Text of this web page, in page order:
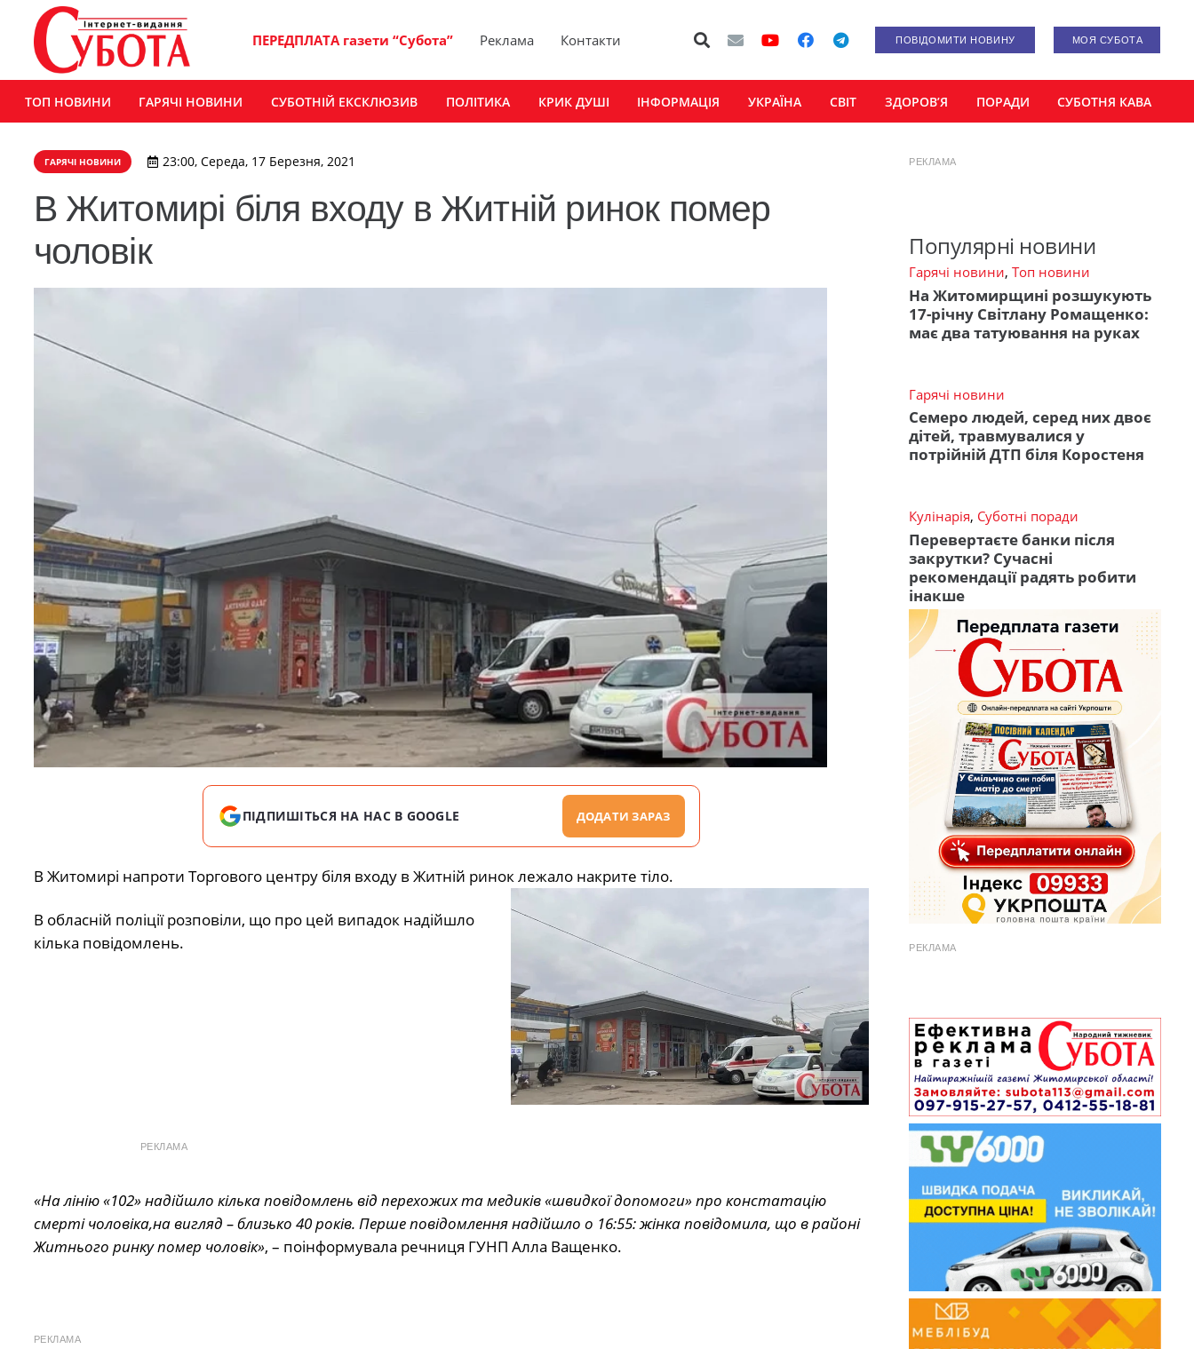
ПЕРЕДПЛАТА газети “Субота” Реклама Контакти ПОВІДОМИТИ НОВИНУ МОЯ СУБОТА
ТОП НОВИНИ ГАРЯЧІ НОВИНИ СУБОТНІЙ ЕКСКЛЮЗИВ ПОЛІТИКА КРИК ДУШІ ІНФОРМАЦІЯ УКРАЇНА СВІТ ЗДОРОВ’Я ПОРАДИ СУБОТНЯ КАВА
ГАРЯЧІ НОВИНИ 23:00, Середа, 17 Березня, 2021
В Житомирі біля входу в Житній ринок помер
чоловік
ПІДПИШІТЬСЯ НА НАС В GOOGLE ДОДАТИ ЗАРАЗ
В Житомирі напроти Торгового центру біля входу в Житній ринок лежало накрите тіло.
В обласній поліції розповіли, що про цей випадок надійшло
кілька повідомлень.
РЕКЛАМА
«На лінію «102» надійшло кілька повідомлень від перехожих та медиків «швидкої допомоги» про констатацію
смерті чоловіка,на вигляд – близько 40 років. Перше повідомлення надійшло о 16:55: жінка повідомила, що в районі
Житнього ринку помер чоловік», – поінформувала речниця ГУНП Алла Ващенко.
РЕКЛАМА
РЕКЛАМА
Популярні новини
Гарячі новини, Топ новини
На Житомирщині розшукують
17-річну Світлану Ромащенко:
має два татуювання на руках
Гарячі новини
Семеро людей, серед них двоє
дітей, травмувалися у
потрійній ДТП біля Коростеня
Кулінарія, Суботні поради
Перевертаєте банки після
закрутки? Сучасні
рекомендації радять робити
інакше
РЕКЛАМА